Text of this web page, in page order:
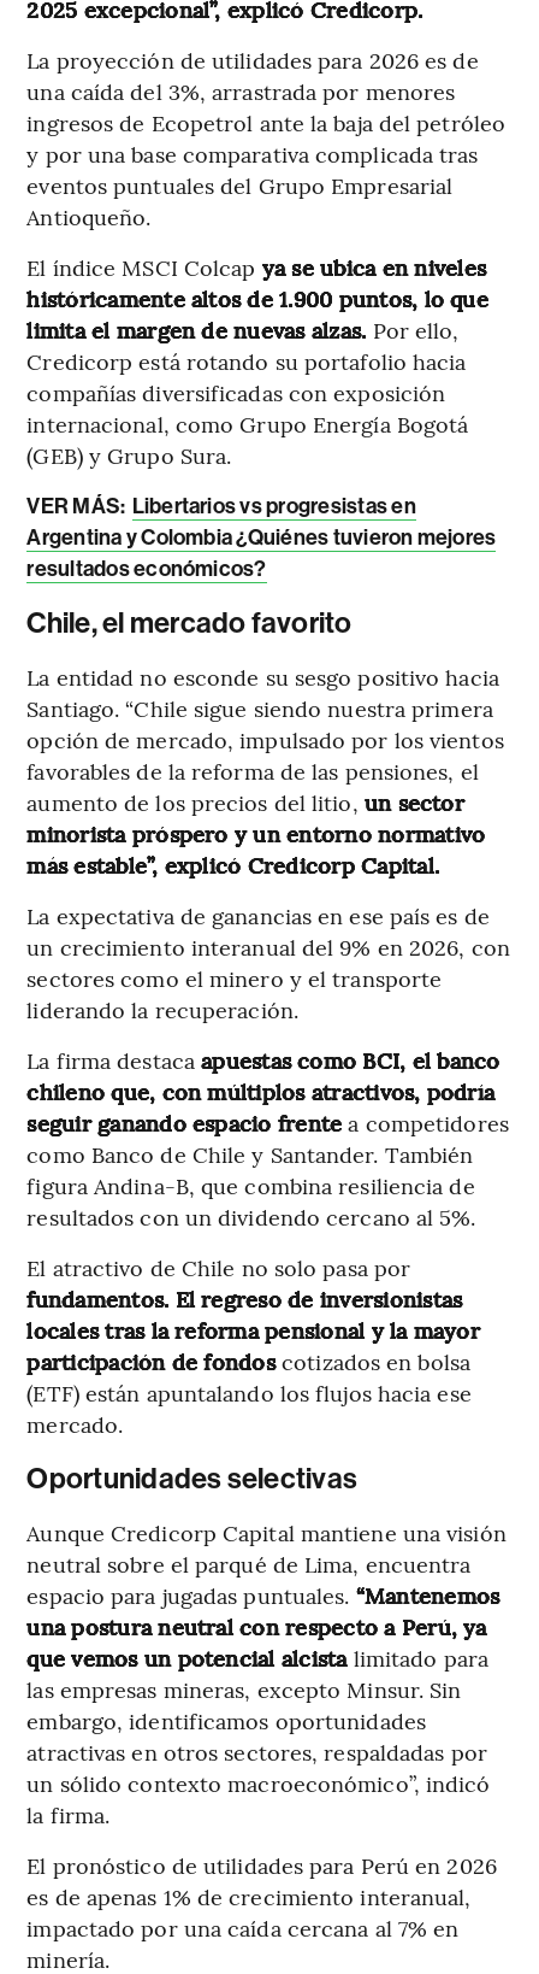
2025 excepcional”, explicó Credicorp.
La proyección de utilidades para 2026 es de
una caída del 3%, arrastrada por menores
ingresos de Ecopetrol ante la baja del petróleo
y por una base comparativa complicada tras
eventos puntuales del Grupo Empresarial
Antioqueño.
El índice MSCI Colcap ya se ubica en niveles
históricamente altos de 1.900 puntos, lo que
limita el margen de nuevas alzas. Por ello,
Credicorp está rotando su portafolio hacia
compañías diversificadas con exposición
internacional, como Grupo Energía Bogotá
(GEB) y Grupo Sura.
VER MÁS: Libertarios vs progresistas en
Argentina y Colombia ¿Quiénes tuvieron mejores
resultados económicos?
Chile, el mercado favorito
La entidad no esconde su sesgo positivo hacia
Santiago. “Chile sigue siendo nuestra primera
opción de mercado, impulsado por los vientos
favorables de la reforma de las pensiones, el
aumento de los precios del litio, un sector
minorista próspero y un entorno normativo
más estable”, explicó Credicorp Capital.
La expectativa de ganancias en ese país es de
un crecimiento interanual del 9% en 2026, con
sectores como el minero y el transporte
liderando la recuperación.
La firma destacaapuestas como BCI, el banco
chileno que, con múltiplos atractivos, podría
seguir ganando espacio frente a competidores
como Banco de Chile y Santander. También
figura Andina-B, que combina resiliencia de
resultados con un dividendo cercano al 5%.
El atractivo de Chile no solo pasa por
fundamentos. El regreso de inversionistas
locales tras la reforma pensional y la mayor
participación de fondoscotizados en bolsa
(ETF) están apuntalando los flujos hacia ese
mercado.
Oportunidades selectivas
Aunque Credicorp Capital mantiene una visión
neutral sobre el parqué de Lima, encuentra
espacio para jugadas puntuales. “Mantenemos
una postura neutral con respecto a Perú, ya
que vemos un potencial alcistalimitado para
las empresas mineras, excepto Minsur. Sin
embargo, identificamos oportunidades
atractivas en otros sectores, respaldadas por
un sólido contexto macroeconómico”, indicó
la firma.
El pronóstico de utilidades para Perú en 2026
es de apenas 1% de crecimiento interanual,
impactado por una caída cercana al 7% en
minería.